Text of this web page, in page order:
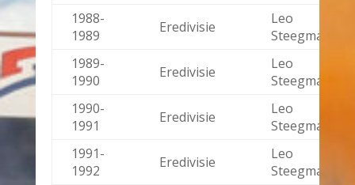
1988-
1989
Eredivisie
Leo
Steegman
1989-
1990
Eredivisie
Leo
Steegman
1990-
1991
Eredivisie
Leo
Steegman
1991-
1992
Eredivisie
Leo
Steegman